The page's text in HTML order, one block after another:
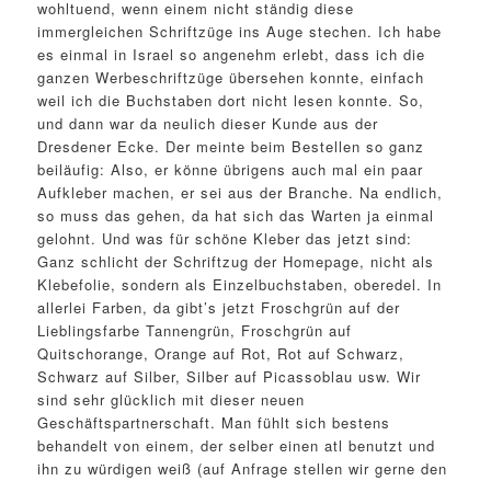
wohltuend, wenn einem nicht ständig diese
immergleichen Schriftzüge ins Auge stechen. Ich habe
es einmal in Israel so angenehm erlebt, dass ich die
ganzen Werbeschriftzüge übersehen konnte, einfach
weil ich die Buchstaben dort nicht lesen konnte. So,
und dann war da neulich dieser Kunde aus der
Dresdener Ecke. Der meinte beim Bestellen so ganz
beiläufig: Also, er könne übrigens auch mal ein paar
Aufkleber machen, er sei aus der Branche. Na endlich,
so muss das gehen, da hat sich das Warten ja einmal
gelohnt. Und was für schöne Kleber das jetzt sind:
Ganz schlicht der Schriftzug der Homepage, nicht als
Klebefolie, sondern als Einzelbuchstaben, oberedel. In
allerlei Farben, da gibt’s jetzt Froschgrün auf der
Lieblingsfarbe Tannengrün, Froschgrün auf
Quitschorange, Orange auf Rot, Rot auf Schwarz,
Schwarz auf Silber, Silber auf Picassoblau usw. Wir
sind sehr glücklich mit dieser neuen
Geschäftspartnerschaft. Man fühlt sich bestens
behandelt von einem, der selber einen atl benutzt und
ihn zu würdigen weiß (auf Anfrage stellen wir gerne den